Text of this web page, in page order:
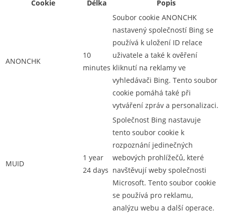
Cookie
Délka Popis
ANONCHK
10
minutes
Soubor cookie ANONCHK
nastavený společností Bing se
používá k uložení ID relace
uživatele a také k ověření
kliknutí na reklamy ve
vyhledávači Bing. Tento soubor
cookie pomáhá také při
vytváření zpráv a personalizaci.
MUID
1 year
24 days
Společnost Bing nastavuje
tento soubor cookie k
rozpoznání jedinečných
webových prohlížečů, které
navštěvují weby společnosti
Microsoft. Tento soubor cookie
se používá pro reklamu,
analýzu webu a další operace.